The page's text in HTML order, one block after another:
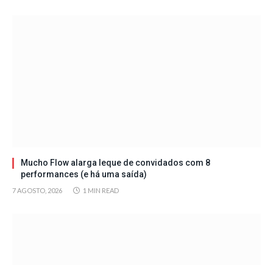
Mucho Flow alarga leque de convidados com 8
performances (e há uma saída)
7 AGOSTO, 2026 1 MIN READ